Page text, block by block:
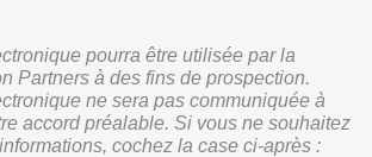
pourra être utilisée par la
Partners à des fins de prospection.
ne sera pas communiquée à
accord préalable. Si vous ne souhaitez
cochez la case ci-après :